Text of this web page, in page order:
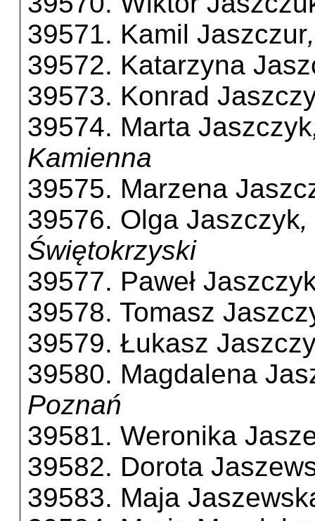
39571. Kamil Jaszczur
39572. Katarzyna
39573. Konrad
39574. Marta Jaszczyk
Kamienna
39575. Marzena
39576. Olga Jaszczyk,
Świętokrzyski
39577. Paweł
39578. Tomasz
39579. Łukasz
39580. Magdalena
Poznań
39581. Weronika
39582. Dorota
39583. Maja